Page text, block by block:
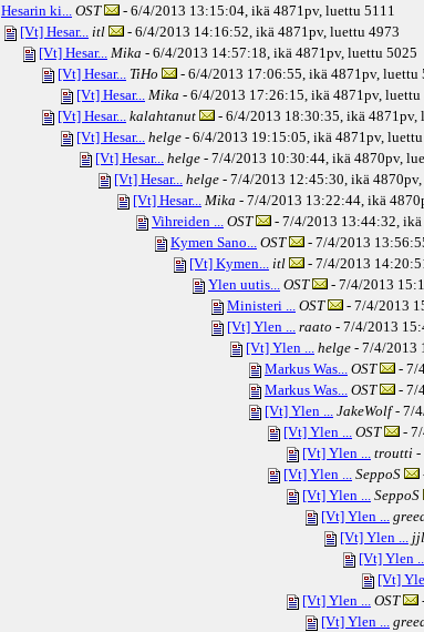
Hesarin ki...
OST - 6/4/2013 13:15:04, ikä 4871pv, luettu 5111
[Vt] Hesar...
itl - 6/4/2013 14:16:52, ikä 4871pv, luettu 4973
[Vt] Hesar...
Mika - 6/4/2013 14:57:18, ikä 4871pv, luettu 5025
[Vt] Hesar...
TiHo - 6/4/2013 17:06:55, ikä 4871pv, luettu
[Vt] Hesar...
Mika - 6/4/2013 17:26:15, ikä 4871pv, luettu
[Vt] Hesar...
kalahtanut - 6/4/2013 18:30:35, ikä 4871pv,
[Vt] Hesar...
helge - 6/4/2013 19:15:05, ikä 4871pv,
[Vt] Hesar...
helge - 7/4/2013 10:30:44, ikä 4870pv,
[Vt] Hesar...
helge - 7/4/2013 12:45:30, ikä 4870pv
[Vt] Hesar...
Mika - 7/4/2013 13:22:44, ikä
Vihreiden ...
OST - 7/4/2013 13:44:32, ikä
Kymen Sano...
OST - 7/4/2013
[Vt] Kymen...
itl - 7/4/2013
Ylen uutis...
OST - 7/4/2013
Ministeri ...
OST - 7/4/2013
[Vt] Ylen ...
raato - 7/4/2013
[Vt] Ylen ...
helge - 7/4/2013
Markus Was...
OST - 7/
Markus Was...
OST - 7/
[Vt] Ylen ...
JakeWolf- 7/
[Vt] Ylen ...
OST -
[Vt] Ylen ...
troutti -
[Vt] Ylen ...
SeppoS
[Vt] Ylen ...
SeppoS
[Vt] Ylen ...
[Vt] Ylen ...
jjl
[Vt] Ylen ...
[Vt]
[Vt] Ylen ...
OST
[Vt] Ylen ...